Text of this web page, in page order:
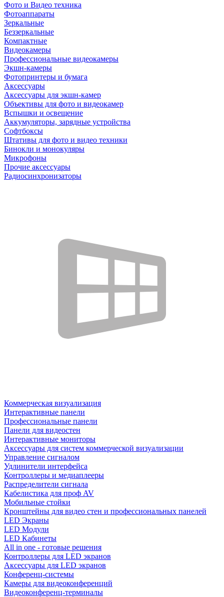
Фото и Видео техника
Фотоаппараты
Зеркальные
Беззеркальные
Компактные
Видеокамеры
Профессиональные видеокамеры
Экшн-камеры
Фотопринтеры и бумага
Аксессуары
Аксессуары для экшн-камер
Объективы для фото и видеокамер
Вспышки и освещение
Аккумуляторы, зарядные устройства
Софтбоксы
Штативы для фото и видео техники
Бинокли и монокуляры
Микрофоны
Прочие аксессуары
Радиосинхронизаторы
Коммерческая визуализация
Интерактивные панели
Профессиональные панели
Панели для видеостен
Интерактивные мониторы
Аксессуары для систем коммерческой визуализации
Управление сигналом
Удлинители интерфейса
Контроллеры и медиаплееры
Распределители сигнала
Кабелистика для проф AV
Мобильные стойки
Кронштейны для видео стен и профессиональных панелей
LED Экраны
LED Модули
LED Кабинеты
All in one - готовые решения
Контроллеры для LED экранов
Аксессуары для LED экранов
Конференц-системы
Камеры для видеоконференций
Видеоконференц-терминалы